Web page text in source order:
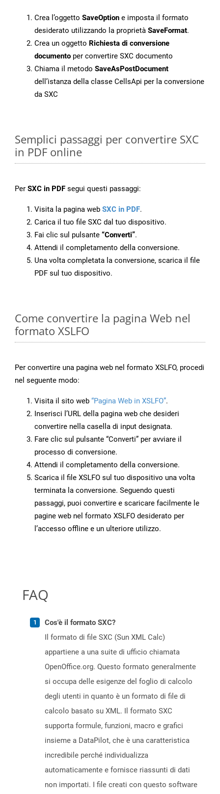
Crea l’oggetto SaveOption e imposta il formato
desiderato utilizzando la proprietà SaveFormat.
Crea un oggetto Richiesta di conversione
documento per convertire SXC documento
Chiama il metodo SaveAsPostDocument
dell’istanza della classe CellsApi per la conversione
da SXC
Semplici passaggi per convertire SXC
in PDF online
Per SXC in PDF segui questi passaggi:
Visita la pagina web SXC in PDF.
Carica il tuo file SXC dal tuo dispositivo.
Fai clic sul pulsante “Converti”.
Attendi il completamento della conversione.
Una volta completata la conversione, scarica il file
PDF sul tuo dispositivo.
Come convertire la pagina Web nel
formato XSLFO
Per convertire una pagina web nel formato XSLFO, procedi
nel seguente modo:
Visita il sito web “Pagina Web in XSLFO”.
Inserisci l’URL della pagina web che desideri
convertire nella casella di input designata.
Fare clic sul pulsante “Converti” per avviare il
processo di conversione.
Attendi il completamento della conversione.
Scarica il file XSLFO sul tuo dispositivo una volta
terminata la conversione. Seguendo questi
passaggi, puoi convertire e scaricare facilmente le
pagine web nel formato XSLFO desiderato per
l’accesso offline e un ulteriore utilizzo.
FAQ
Cos'è il formato SXC?
Il formato di file SXC (Sun XML Calc)
appartiene a una suite di ufficio chiamata
OpenOffice.org. Questo formato generalmente
si occupa delle esigenze del foglio di calcolo
degli utenti in quanto è un formato di file di
calcolo basato su XML. Il formato SXC
supporta formule, funzioni, macro e grafici
insieme a DataPilot, che è una caratteristica
incredibile perché individualizza
automaticamente e fornisce riassunti di dati
non importati. I file creati con questo software